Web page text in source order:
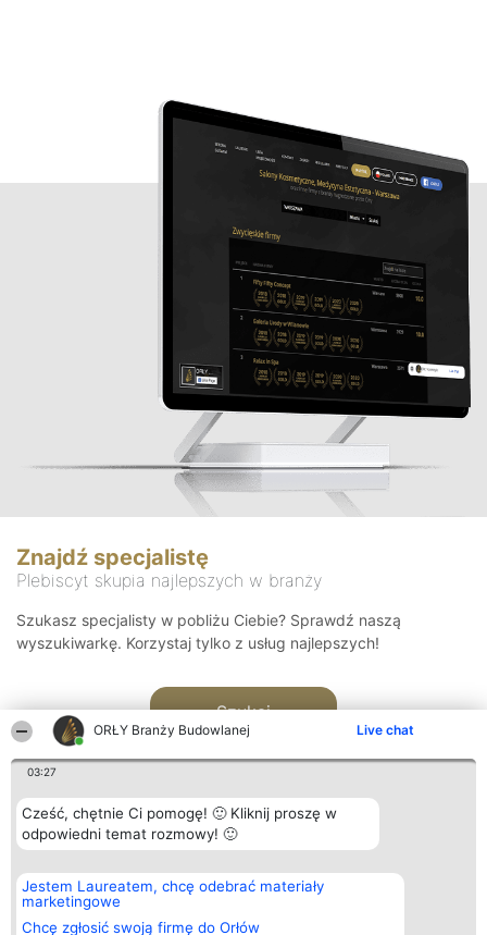
ORŁY Branży Budowlanej Live chat
03:27
Cześć, chętnie Ci pomogę! 🙂 Kliknij proszę w
odpowiedni temat rozmowy! 🙂
Jestem Laureatem, chcę odebrać materiały
marketingowe
Chcę zgłosić swoją firmę do Orłów
Znajdź specjalistę
Plebiscyt skupia najlepszych w branży
Szukasz specjalisty w pobliżu Ciebie? Sprawdź naszą
wyszukiwarkę. Korzystaj tylko z usług najlepszych!
Szukaj
Organizator plebiscytu
Bright Side Solutions sp. z o.
o. sp. k.
ul. Ruska 22
Plebiscyt
Laureaci
wszystkich
Kontakt
Kontakt